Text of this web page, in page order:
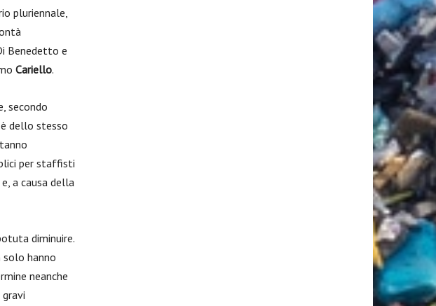
pluriennale,
Benedetto e
Cariello.
secondo
dello stesso
per staffisti
a causa della
diminuire.
solo hanno
neanche